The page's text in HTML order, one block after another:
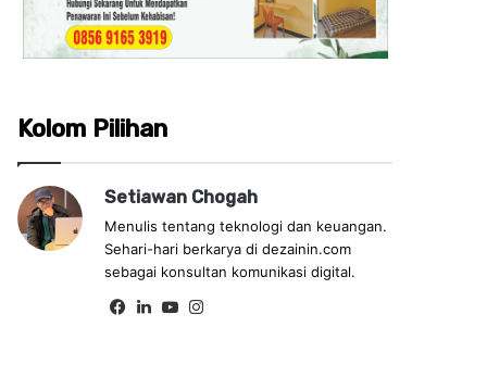
Kolom Pilihan
Setiawan Chogah
Menulis tentang teknologi dan keuangan.
Sehari-hari berkarya di dezainin.com
sebagai konsultan komunikasi digital.
Fa Lin Yo